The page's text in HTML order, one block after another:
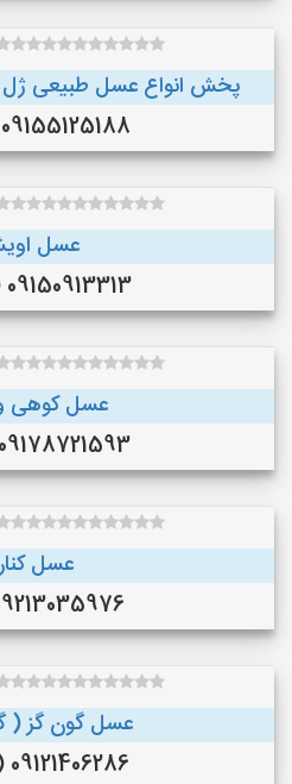
پخش انواع عسل طبیعی ژل
09155125188 (مشهد )
عسل
09150913313 (بیرجند )
عسل
09178721593 (بوشهر)
عسل
09213035976
عسل گون گز (
09121406286 (اصفهان)